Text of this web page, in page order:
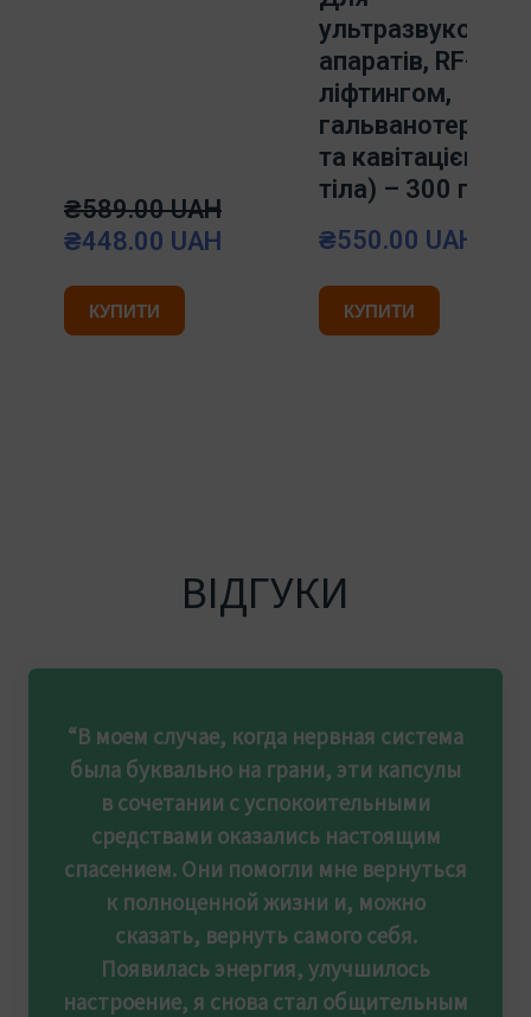
₴589.00 UAH
₴448.00 UAH
КУПИТИ
ультразвукових
апаратів, RF-
ліфтингом,
та кавітацією
тіла) – 300 г.
₴550.00 UAH
КУПИТИ
ВІДГУКИ
“В моем случае, когда нервная система
была буквально на грани, эти капсулы
в сочетании с успокоительными
средствами оказались настоящим
спасением. Они помогли мне вернуться
к полноценной жизни и, можно
сказать, вернуть самого себя.
Появилась энергия, улучшилось
настроение, я снова стал общительным